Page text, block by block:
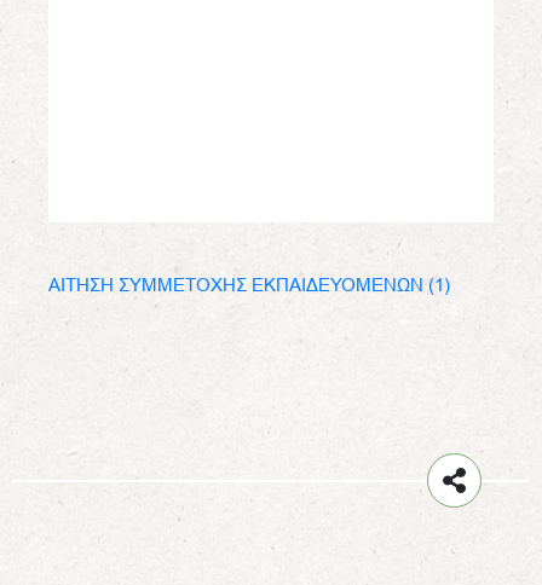
ΑΙΤΗΣΗ ΣΥΜΜΕΤΟΧΗΣ ΕΚΠΑΙΔΕΥΟΜΕΝΩΝ (1)